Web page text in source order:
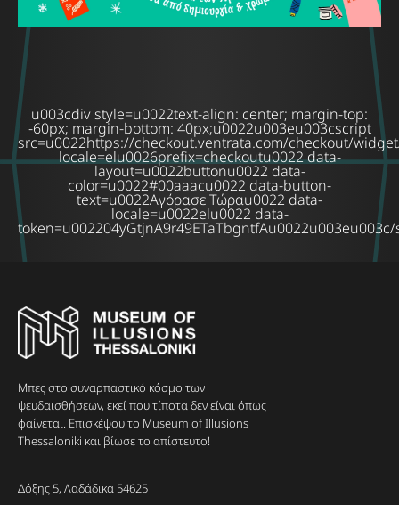
u003cdiv style=u0022text-align: center; margin-top:
-60px; margin-bottom: 40px;u0022u003eu003cscript
src=u0022https://checkout.ventrata.com/checkout/
locale=elu0026prefix=checkoutu0022 data-
layout=u0022buttonu0022 data-
color=u0022#00aaacu0022 data-button-
text=u0022Αγόρασε Τώραu0022 data-
locale=u0022elu0022 data-
Μπες στο συναρπαστικό κόσμο των
ψευδαισθήσεων, εκεί που τίποτα δεν είναι όπως
φαίνεται. Επισκέψου το Museum of Illusions
Thessaloniki και βίωσε το απίστευτο!
Δόξης 5, Λαδάδικα 54625